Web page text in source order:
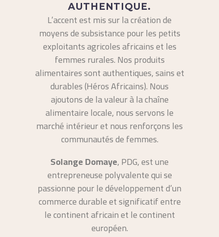
AUTHENTIQUE.
L’accent est mis sur la création de
moyens de subsistance pour les petits
exploitants agricoles africains et les
femmes rurales. Nos produits
alimentaires sont authentiques, sains et
durables (Héros Africains). Nous
ajoutons de la valeur à la chaîne
alimentaire locale, nous servons le
marché intérieur et nous renforçons les
communautés de femmes.
Solange Domaye, PDG, est une
entrepreneuse polyvalente qui se
passionne pour le développement d’un
commerce durable et significatif entre
le continent africain et le continent
européen.